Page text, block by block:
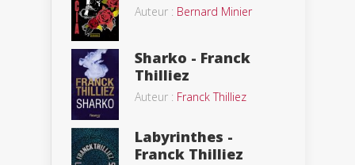
Auteur : Bernard Minier
Sharko - Franck
Thilliez
Auteur : Franck Thilliez
Labyrinthes -
Franck Thilliez